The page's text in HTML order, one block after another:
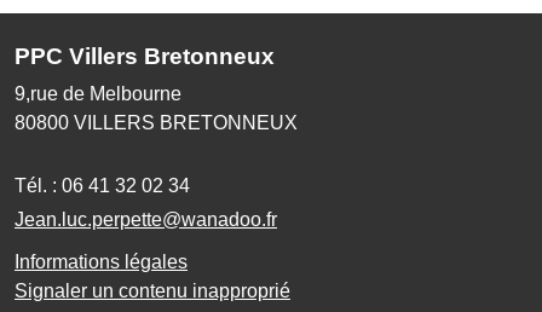
PPC Villers Bretonneux
9,rue de Melbourne
80800 VILLERS BRETONNEUX
Tél. : 06 41 32 02 34
Jean.luc.perpette@wanadoo.fr
Informations légales
Signaler un contenu inapproprié